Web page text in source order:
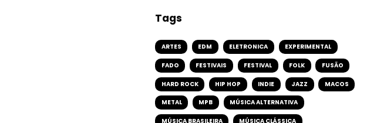
Tags
ARTES EDM ELETRONICA EXPERIMENTAL
FADO FESTIVAIS FESTIVAL FOLK FUSÃO
HARD ROCK HIP HOP INDIE JAZZ MACOS
METAL MPB MÚSICA ALTERNATIVA
MÚSICA BRASILEIRA MÚSICA CLÁSSICA